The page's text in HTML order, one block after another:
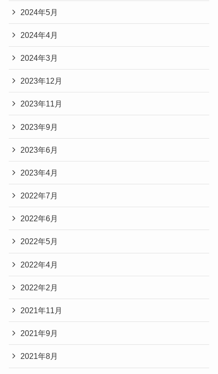
2024年5月
2024年4月
2024年3月
2023年12月
2023年11月
2023年9月
2023年6月
2023年4月
2022年7月
2022年6月
2022年5月
2022年4月
2022年2月
2021年11月
2021年9月
2021年8月